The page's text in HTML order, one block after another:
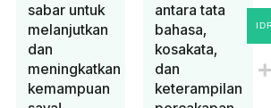
sabar untuk
melanjutkan
dan
meningkatkan
kemampuan
antara tata
bahasa,
kosakata,
dan
keterampilan